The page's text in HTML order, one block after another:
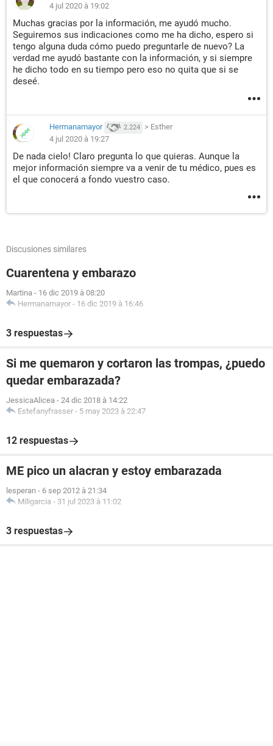
4 jul 2020 à 19:02
Muchas gracias por la información, me ayudó mucho.
Seguiremos sus indicaciones como me ha dicho, espero si
tengo alguna duda cómo puedo preguntarle de nuevo? La
verdad me ayudó bastante con la información, y si siempre
he dicho todo en su tiempo pero eso no quita que si se
deseé.
Hermanamayor 2.224 > Esther
4 jul 2020 à 19:27
De nada cielo! Claro pregunta lo que quieras. Aunque la
mejor información siempre va a venir de tu médico, pues es
el que conocerá a fondo vuestro caso.
Discusiones similares
Cuarentena y embarazo
Martina - 16 dic 2019 à 08:20
Hermanamayor - 16 dic 2019 à 16:46
3 respuestas
Si me quemaron y cortaron las trompas, ¿puedo
quedar embarazada?
JessicaAlicea - 24 dic 2018 à 14:22
Estefanyfrasser - 5 may 2023 à 22:47
12 respuestas
ME pico un alacran y estoy embarazada
lesperan - 6 sep 2012 à 21:34
Miligarcia - 31 jul 2023 à 11:02
3 respuestas